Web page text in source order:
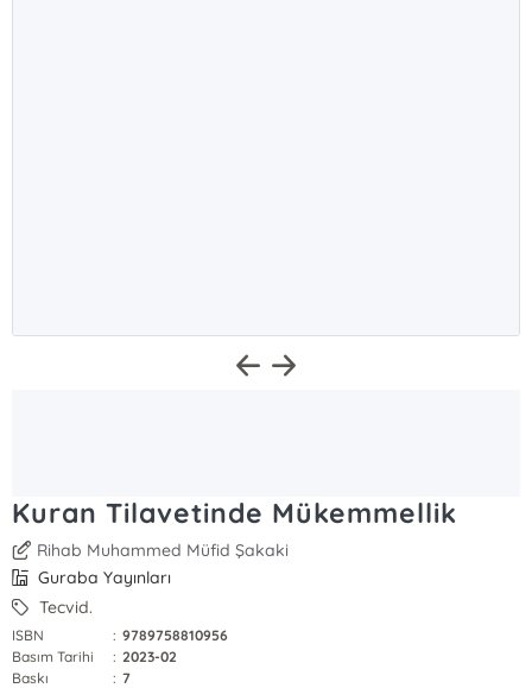
Kuran Tilavetinde Mükemmellik
Rihab Muhammed Müfid Şakaki
Guraba Yayınları
Tecvid.
ISBN : 9789758810956
Basım Tarihi
: 2023-02
Baskı
: 7